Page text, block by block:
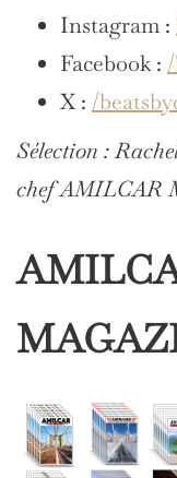
Instagram :
Facebook :
X : /
Sélection :
chef AMILCAR